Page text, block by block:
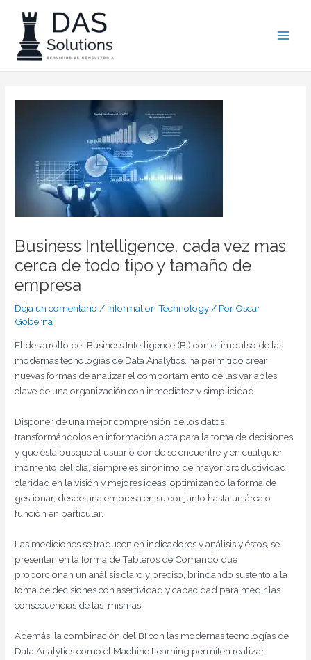
contenido
Business Intelligence, cada vez mas
cerca de todo tipo y tamaño de
empresa
Deja un comentario / Information Technology / Por Oscar
Goberna
El desarrollo del Business Intelligence (BI) con el impulso de las
modernas tecnologías de Data Analytics, ha permitido crear
nuevas formas de analizar el comportamiento de las variables
clave de una organización con inmediatez y simplicidad.
Disponer de una mejor comprensión de los datos
transformándolos en información apta para la toma de decisiones
y que ésta busque al usuario donde se encuentre y en cualquier
momento del día, siempre es sinónimo de mayor productividad,
claridad en la visión y mejores ideas, optimizando la forma de
gestionar, desde una empresa en su conjunto hasta un área o
función en particular.
Las mediciones se traducen en indicadores y análisis y éstos, se
presentan en la forma de Tableros de Comando que
proporcionan un análisis claro y preciso, brindando sustento a la
toma de decisiones con asertividad y capacidad para medir las
consecuencias de las mismas.
Además, la combinación del BI con las modernas tecnologías de
Data Analytics como el Machine Learning permiten realizar
de
entradas